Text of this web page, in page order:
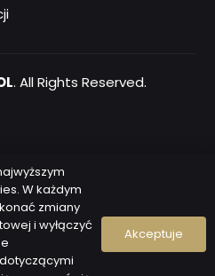
. All Rights Reserved.
W każdym
zmiany
i wyłączyć
Akceptuje